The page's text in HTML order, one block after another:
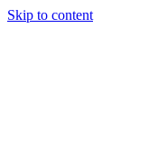
Skip to content